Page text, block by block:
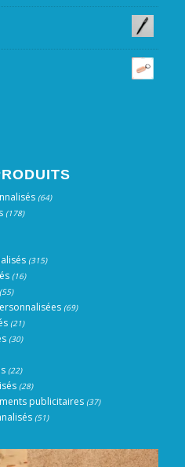
(64)
(178)
(315)
(16)
(55)
(69)
(21)
(30)
(22)
(28)
publicitaires (37)
(51)